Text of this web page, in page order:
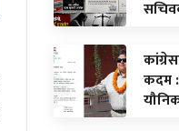
कदम